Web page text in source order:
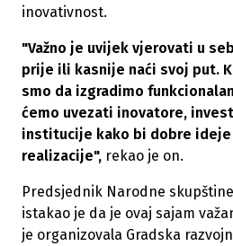
inovativnost.
"Važno je uvijek vjerovati u
prije ili kasnije naći svoj put.
smo da izgradimo
ćemo uvezati inovatore,
institucije kako bi dobre ideje
realizacije", rekao je on.
Predsjednik Narodne
istakao je da je ovaj sajam
je organizovala Gradska